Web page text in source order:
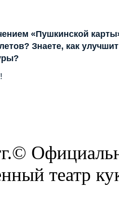
«Пушкинской
Знаете, как
театр